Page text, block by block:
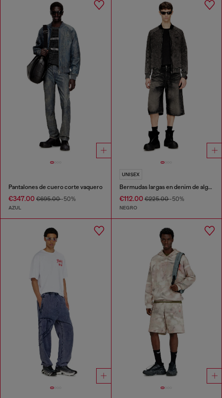
Pantalones de cuero corte vaquero
€347.00 €695.00-50%
AZUL
UNISEX
Bermudas largas en denim de algodón y cáñamo tratado
€112.00€225.00-50%
NEGRO